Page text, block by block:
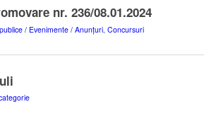
nr. 236/08.01.2024
/ Evenimente / Anunțuri, Concursuri